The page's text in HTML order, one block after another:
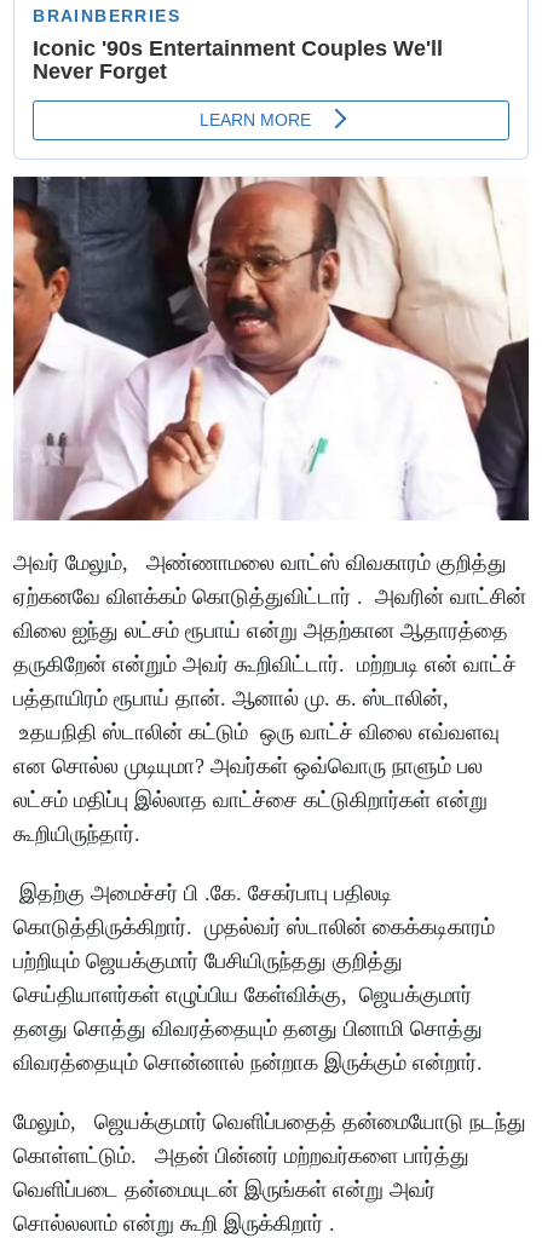
அவர் மேலும், அண்ணாமலை வாட்ஸ் விவகாரம் குறித்து
ஏற்கனவே விளக்கம் கொடுத்துவிட்டார் . அவரின் வாட்சின்
விலை ஐந்து லட்சம் ரூபாய் என்று அதற்கான ஆதாரத்தை
தருகிறேன் என்றும் அவர் கூறிவிட்டார். மற்றபடி என் வாட்ச்
பத்தாயிரம் ரூபாய் தான். ஆனால் மு. க. ஸ்டாலின்,
உதயநிதி ஸ்டாலின் கட்டும் ஒரு வாட்ச் விலை எவ்வளவு
என சொல்ல முடியுமா? அவர்கள் ஒவ்வொரு நாளும் பல
லட்சம் மதிப்பு இல்லாத வாட்ச்சை கட்டுகிறார்கள் என்று
கூறியிருந்தார்.
இதற்கு அமைச்சர் பி .கே. சேகர்பாபு பதிலடி
கொடுத்திருக்கிறார். முதல்வர் ஸ்டாலின் கைக்கடிகாரம்
பற்றியும் ஜெயக்குமார் பேசியிருந்தது குறித்து
செய்தியாளர்கள் எழுப்பிய கேள்விக்கு, ஜெயக்குமார்
தனது சொத்து விவரத்தையும் தனது பினாமி சொத்து
விவரத்தையும் சொன்னால் நன்றாக இருக்கும் என்றார்.
மேலும், ஜெயக்குமார் வெளிப்பதைத் தன்மையோடு நடந்து
கொள்ளட்டும். அதன் பின்னர் மற்றவர்களை பார்த்து
வெளிப்படை தன்மையுடன் இருங்கள் என்று அவர்
சொல்லலாம் என்று கூறி இருக்கிறார் .